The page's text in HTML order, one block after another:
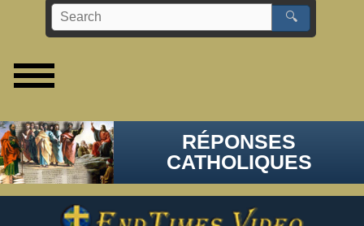
🔍
RÉPONSES
CATHOLIQUES